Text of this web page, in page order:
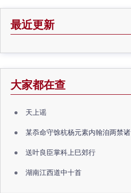
最近更新
大家都在查
天上谣
某忝命守馀杭杨元素内翰洎两禁诸公出祖佛寺
送叶良臣掌科上巳郊行
湖南江西道中十首